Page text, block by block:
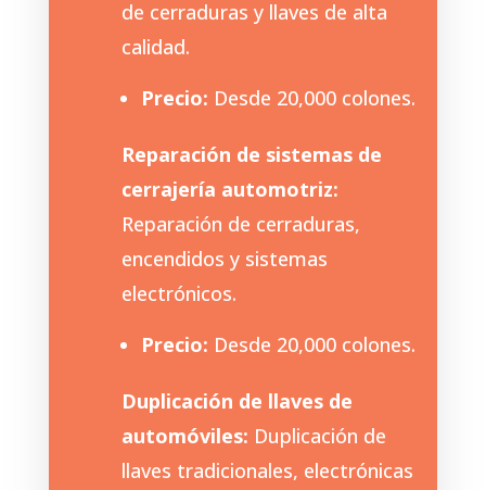
de cerraduras y llaves de alta
calidad.
Precio: Desde 20,000 colones.
Reparación de sistemas de
cerrajería automotriz:
Reparación de cerraduras,
encendidos y sistemas
electrónicos.
Precio: Desde 20,000 colones.
Duplicación de llaves de
automóviles: Duplicación de
llaves tradicionales, electrónicas